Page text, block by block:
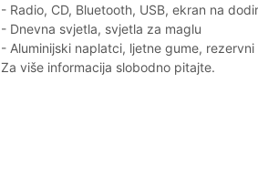
- Radio, CD, Bluetooth, USB, ekran na dodir
- Dnevna svjetla, svjetla za maglu
- Aluminijski naplatci, ljetne gume,
Za više informacija slobodno pitajte.